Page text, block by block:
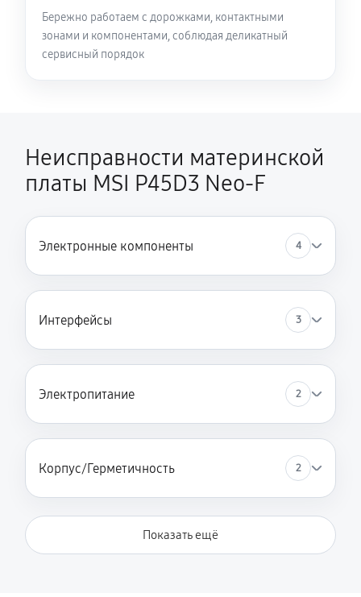
Бережно работаем с дорожками, контактными
зонами и компонентами, соблюдая деликатный
сервисный порядок
Неисправности материнской
платы MSI P45D3 Neo-F
Электронные компоненты 4
Интерфейсы 3
Электропитание 2
Корпус/Герметичность 2
Показать ещё